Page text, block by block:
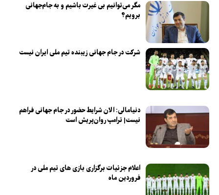
مگر می‌توانیم بی غیرت باشیم و به جام‌جهانی
برویم؟
شرکت در جام جهانی زیبنده تیم ملی ایران نیست
دنیامالی: الان شرایط حضور در جام جهانی فراهم
نیست| ترامپ روان‌پریش است
اعلام جزئیات برگزاری بازی های تیم ملی در
فروردین ماه